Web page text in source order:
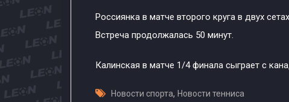
Россиянка в матче второго круга в двух
Встреча продолжалась 50 минут.
Калинская в матче 1/4 финала сыграет с
Новости спорта, Новости тенниса